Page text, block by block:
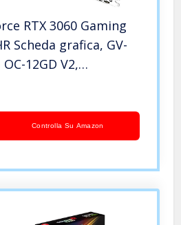
RTX 3060 Gaming
Scheda grafica, GV-
12GD V2,
Controlla Su Amazon